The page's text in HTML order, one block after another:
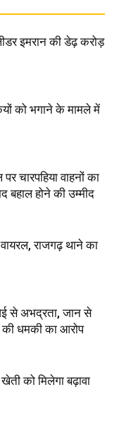
इमरान की डेढ़ करोड़
को भगाने के मामले में
चारपहिया वाहनों का
बहाल होने की उम्मीद
राजगढ़ थाने का
से अभद्रता, जान से
की धमकी का आरोप
को मिलेगा बढ़ावा